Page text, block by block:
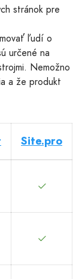
stránok pre
ľudí o
určené na
Nemožno
a že produkt
Site.pro